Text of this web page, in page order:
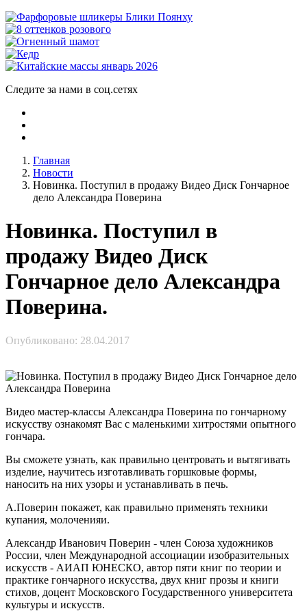
Следите за нами в соц.сетях
Главная
Новости
Новинка. Поступил в продажу Видео Диск Гончарное
дело Александра Поверина
Новинка. Поступил в
продажу Видео Диск
Гончарное дело Александра
Поверина.
Опубликовано: 28.04.2017
Видео мастер-классы Александра Поверина по гончарному
искусству ознакомят Вас с маленькими хитростями опытного
гончара.
Вы сможете узнать, как правильно центровать и вытягивать
изделие, научитесь изготавливать горшковые формы,
наносить на них узоры и устанавливать в печь.
А.Поверин покажет, как правильно применять техники
купания, молоченияи.
Александр Иванович Поверин - член Союза художников
России, член Международной ассоциации изобразительных
искусств - АИАП ЮНЕСКО, автор пяти книг по теории и
практике гончарного искусства, двух книг прозы и книги
стихов, доцент Московского Государственного университета
культуры и искусств.